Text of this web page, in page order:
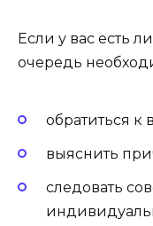
Если у вас есть
очередь
обратиться к
выяснить
следовать